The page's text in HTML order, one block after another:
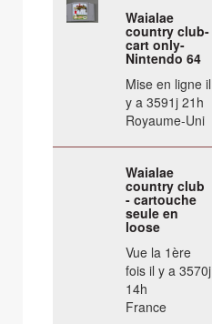
Waialae
country club-
cart only-
Nintendo 64
Mise en ligne il
y a 3591j 21h
Royaume-Uni
Waialae
country club
- cartouche
seule en
loose
Vue la 1ère
fois il y a 3570j
14h
France